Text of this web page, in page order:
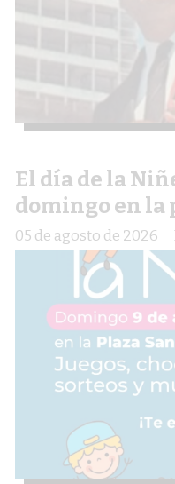
El día de la
domingo en la
05 de agosto de 2026